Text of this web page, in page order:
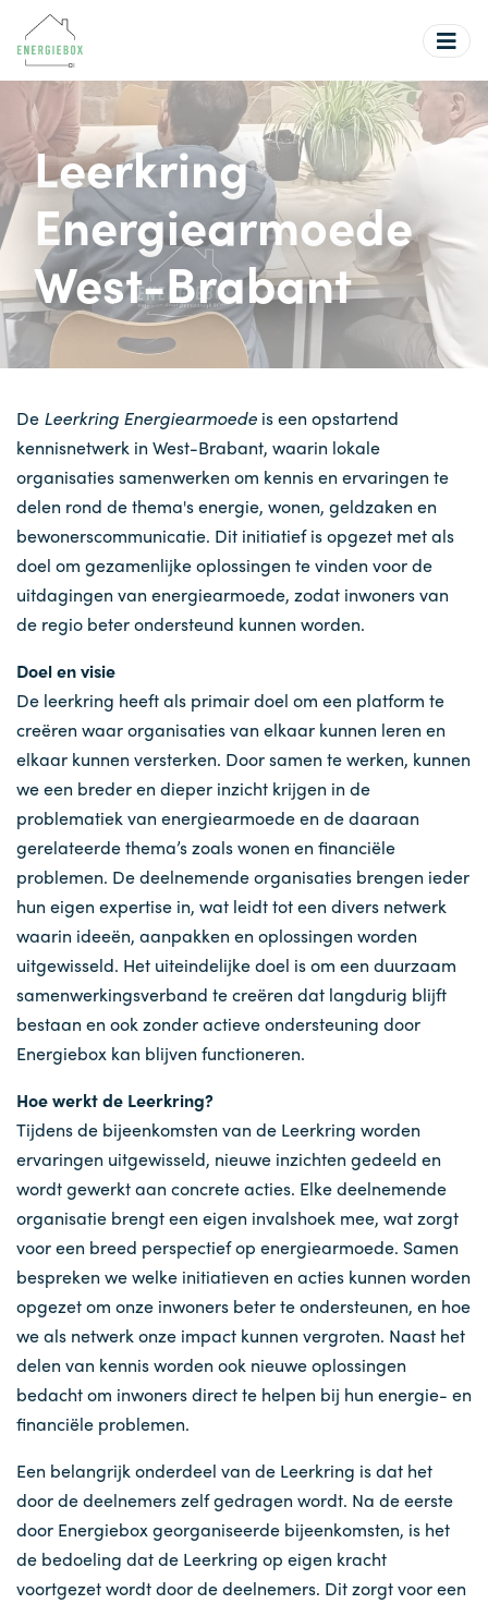
de
inhoud
gaan
Leerkring
Energiearmoede
West-Brabant
De Leerkring Energiearmoede is een opstartend
kennisnetwerk in West-Brabant, waarin lokale
organisaties samenwerken om kennis en ervaringen te
delen rond de thema's energie, wonen, geldzaken en
bewonerscommunicatie. Dit initiatief is opgezet met als
doel om gezamenlijke oplossingen te vinden voor de
uitdagingen van energiearmoede, zodat inwoners van
de regio beter ondersteund kunnen worden.
Doel en visie
De leerkring heeft als primair doel om een platform te
creëren waar organisaties van elkaar kunnen leren en
elkaar kunnen versterken. Door samen te werken, kunnen
we een breder en dieper inzicht krijgen in de
problematiek van energiearmoede en de daaraan
gerelateerde thema’s zoals wonen en financiële
problemen. De deelnemende organisaties brengen ieder
hun eigen expertise in, wat leidt tot een divers netwerk
waarin ideeën, aanpakken en oplossingen worden
uitgewisseld. Het uiteindelijke doel is om een duurzaam
samenwerkingsverband te creëren dat langdurig blijft
bestaan en ook zonder actieve ondersteuning door
Energiebox kan blijven functioneren.
Hoe werkt de Leerkring?
Tijdens de bijeenkomsten van de Leerkring worden
ervaringen uitgewisseld, nieuwe inzichten gedeeld en
wordt gewerkt aan concrete acties. Elke deelnemende
organisatie brengt een eigen invalshoek mee, wat zorgt
voor een breed perspectief op energiearmoede. Samen
bespreken we welke initiatieven en acties kunnen worden
opgezet om onze inwoners beter te ondersteunen, en hoe
we als netwerk onze impact kunnen vergroten. Naast het
delen van kennis worden ook nieuwe oplossingen
bedacht om inwoners direct te helpen bij hun energie- en
financiële problemen.
Een belangrijk onderdeel van de Leerkring is dat het
door de deelnemers zelf gedragen wordt. Na de eerste
door Energiebox georganiseerde bijeenkomsten, is het
de bedoeling dat de Leerkring op eigen kracht
voortgezet wordt door de deelnemers. Dit zorgt voor een